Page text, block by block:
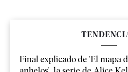
Final explicado de 'El mapa